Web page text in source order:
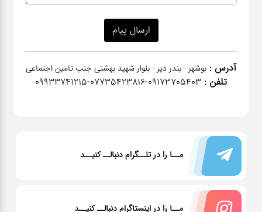
آدرس : بوشهر - بندر دیر - بلوار شهید بهشتی جنب تامین اجتماعی
تلفن : ٠٩١٧٣٧٠٥٤٠٣-07735423816-09933741215
مــا را در تلــگرام دنبالــ کنیــد
مــا را در اینستاگرام دنبالــ کنیــد